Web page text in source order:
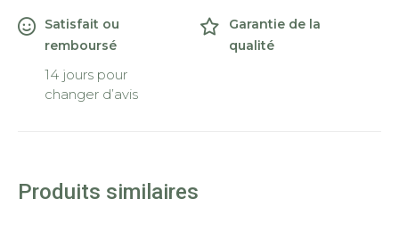
Satisfait ou
remboursé
14 jours pour
changer d’avis
Garantie de la
qualité
Produits similaires